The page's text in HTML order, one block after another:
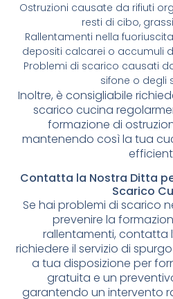
Ostruzioni causate da rifiuti
resti di cibo,
Rallentamenti nella
depositi calcarei o accumuli
Problemi di scarico causati
sifone o degli
Inoltre, è consigliabile
scarico cucina
formazione di
mantenendo così la tua
Contatta la Nostra Ditta
Scarico
Se hai problemi di scarico
prevenire la
rallentamenti, contatta
richiedere il servizio di
a tua disposizione per
gratuita e un
garantendo un intervento